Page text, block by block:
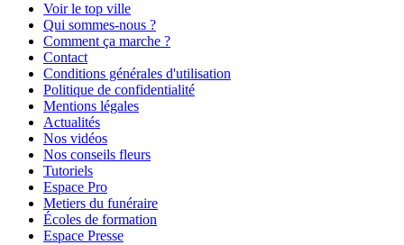
Voir le top ville
Qui sommes-nous ?
Comment ça marche ?
Contact
Conditions générales d'utilisation
Politique de confidentialité
Mentions légales
Actualités
Nos vidéos
Nos conseils fleurs
Tutoriels
Espace Pro
Metiers du funéraire
Écoles de formation
Espace Presse